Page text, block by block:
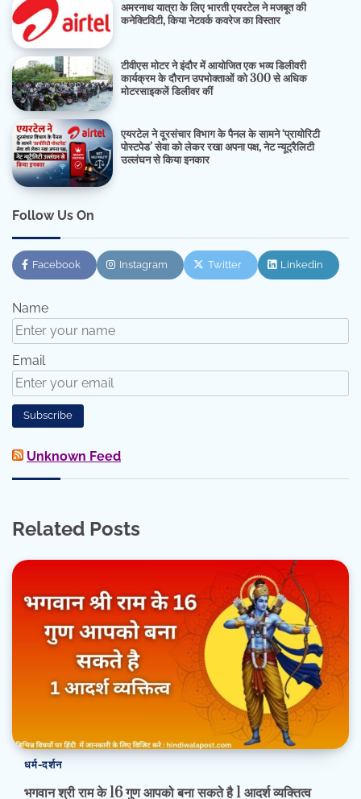
अमरनाथ यात्रा के लिए भारती एयरटेल ने मजबूत की
कनेक्टिविटी, किया नेटवर्क कवरेज का विस्तार
टीवीएस मोटर ने इंदौर में आयोजित एक भव्य डिलीवरी
कार्यक्रम के दौरान उपभोक्ताओं को 300 से अधिक
मोटरसाइकलें डिलीवर कीं
एयरटेल ने दूरसंचार विभाग के पैनल के सामने ‘प्रायोरिटी
पोस्टपेड’ सेवा को लेकर रखा अपना पक्ष, नेट न्यूट्रैलिटी
उल्लंघन से किया इनकार
Follow Us On
Facebook Instagram Twitter Linkedin
Name
Email
Unknown Feed
Related Posts
धर्म-दर्शन
भगवान श्री राम के 16 गुण आपको बना सकते है 1 आदर्श व्यक्तित्व